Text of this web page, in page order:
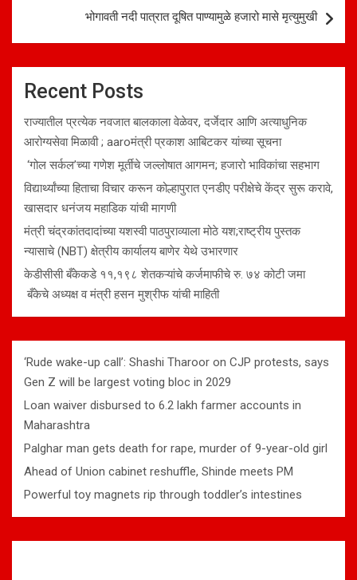
भोगावती नदी पात्रात दूषित पाण्यामुळे हजारो मासे मृत्युमुखी
Recent Posts
राज्यातील प्रत्येक नवजात बालकाला वेळेवर, दर्जेदार आणि अत्याधुनिक
आरोग्यसेवा मिळावी ; aaroमंत्री प्रकाश आबिटकर यांच्या सूचना
‘गोल सर्कल’च्या गणेश मूर्तीचे जल्लोषात आगमन; हजारो भाविकांचा सहभाग
विद्यार्थ्यांच्या हिताचा विचार करून कोल्हापुरात एनडीए परीक्षेचे केंद्र सुरू करावे,
खासदार धनंजय महाडिक यांची मागणी
मंत्री चंद्रकांतदादांच्या यशस्वी पाठपुराव्याला मोठे यश;राष्ट्रीय पुस्तक
न्यासाचे (NBT) क्षेत्रीय कार्यालय बाणेर येथे उभारणार
केडीसीसी बँकेकडे ११,१९८ शेतकऱ्यांचे कर्जमाफीचे रु. ७४ कोटी जमा
बँकेचे अध्यक्ष व मंत्री हसन मुश्रीफ यांची माहिती
‘Rude wake-up call’: Shashi Tharoor on CJP protests, says
Gen Z will be largest voting bloc in 2029
Loan waiver disbursed to 6.2 lakh farmer accounts in
Maharashtra
Palghar man gets death for rape, murder of 9-year-old girl
Ahead of Union cabinet reshuffle, Shinde meets PM
Powerful toy magnets rip through toddler’s intestines